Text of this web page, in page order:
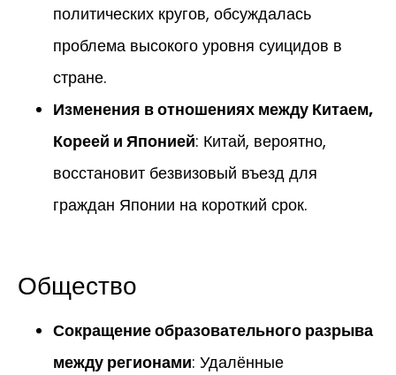
политических кругов, обсуждалась
проблема высокого уровня суицидов в
стране.
Изменения в отношениях между Китаем,
Кореей и Японией: Китай, вероятно,
восстановит безвизовый въезд для
граждан Японии на короткий срок.
Общество
Сокращение образовательного разрыва
между регионами: Удалённые